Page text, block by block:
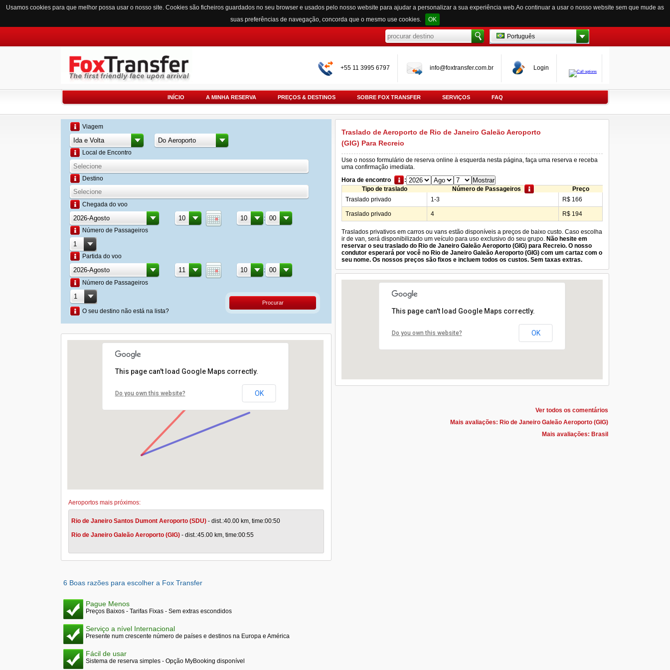
Usamos cookies para que melhor possa usar o nosso site. Cookies são ficheiros guardados no seu browser e usados pelo nosso website para ajudar a personalizar a sua experiência web.Ao continuar a usar o nosso website sem que mude as
suas preferências de navegação, concorda que o mesmo use cookies.
OK
Português
+55 11 3995 6797 info@foxtransfer.com.br Login
INÍCIO A MINHA RESERVA PREÇOS & DESTINOS SOBRE FOX TRANSFER SERVIÇOS FAQ
Viagem
Local de Encontro
Destino
Chegada do voo
:
Número de Passageiros
Partida do voo
:
Número de Passageiros
O seu destino não está na lista?
Procurar
This page can't load Google Maps correctly.
Do you own this website? OK
Aeroportos mais próximos:
Rio de Janeiro Santos Dumont Aeroporto (SDU) - dist.:40.00 km, time:00:50
Rio de Janeiro Galeão Aeroporto (GIG) - dist.:45.00 km, time:00:55
6 Boas razões para escolher a Fox Transfer
Pague Menos
Preços Baixos - Tarifas Fixas - Sem extras escondidos
Serviço a nível Internacional
Presente num crescente número de países e destinos na Europa e América
Fácil de usar
Sistema de reserva simples - Opção MyBooking disponível
Traslado de Aeroporto de Rio de Janeiro Galeão Aeroporto
(GIG) Para Recreio
Use o nosso formulário de reserva online à esquerda nesta página, faça uma reserva e receba
uma confirmação imediata.
Hora de encontro
:
Tipo de traslado
Número de Passageiros
Preço
Traslado privado
1-3 R$ 166
Traslado privado 4 R$ 194
Traslados privativos em carros ou vans estão disponíveis a preços de baixo custo. Caso escolha
ir de van, será disponibilizado um veículo para uso exclusivo do seu grupo. Não hesite em
reservar o seu traslado do Rio de Janeiro Galeão Aeroporto (GIG) para Recreio. O nosso
condutor esperará por você no Rio de Janeiro Galeão Aeroporto (GIG) com um cartaz com o
seu nome. Os nossos preços são fixos e incluem todos os custos. Sem taxas extras.
This page can't load Google Maps correctly.
Do you own this website? OK
Ver todos os comentários
Mais avaliações: Rio de Janeiro Galeão Aeroporto (GIG)
Mais avaliações: Brasil